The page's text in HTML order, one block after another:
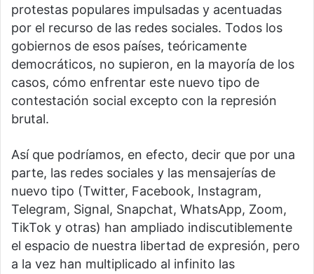
protestas populares impulsadas y acentuadas
por el recurso de las redes sociales. Todos los
gobiernos de esos países, teóricamente
democráticos, no supieron, en la mayoría de los
casos, cómo enfrentar este nuevo tipo de
contestación social excepto con la represión
brutal.
Así que podríamos, en efecto, decir que por una
parte, las redes sociales y las mensajerías de
nuevo tipo (Twitter, Facebook, Instagram,
Telegram, Signal, Snapchat, WhatsApp, Zoom,
TikTok y otras) han ampliado indiscutiblemente
el espacio de nuestra libertad de expresión, pero
a la vez han multiplicado al infinito las